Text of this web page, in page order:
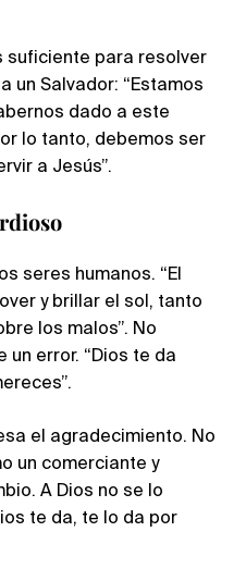
suficiente para resolver
un Salvador: “Estamos
dado a este
lo tanto, debemos ser
a Jesús”.
seres humanos. “El
y brillar el sol, tanto
los malos”. No
error. “Dios te da
el agradecimiento. No
un comerciante y
A Dios no se lo
te da, te lo da por